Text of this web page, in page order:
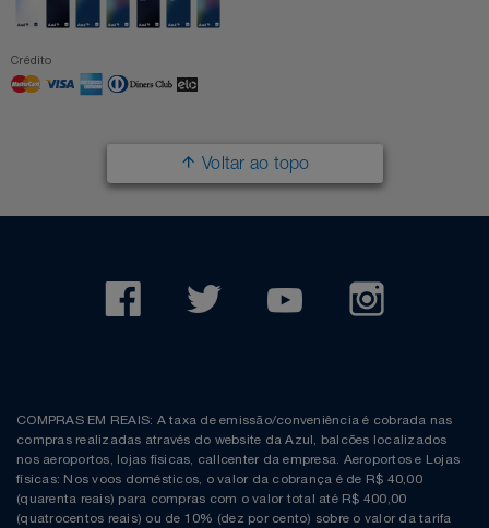
Crédito
Voltar ao topo
COMPRAS EM REAIS: A taxa de emissão/conveniência é cobrada nas
compras realizadas através do website da Azul, balcões localizados
nos aeroportos, lojas físicas, callcenter da empresa. Aeroportos e Lojas
físicas: Nos voos domésticos, o valor da cobrança é de R$ 40,00
(quarenta reais) para compras com o valor total até R$ 400,00
(quatrocentos reais) ou de 10% (dez por cento) sobre o valor da tarifa